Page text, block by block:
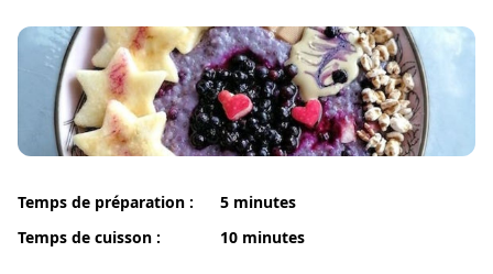
Temps de préparation :
Temps de cuisson :
5 minutes
10 minutes